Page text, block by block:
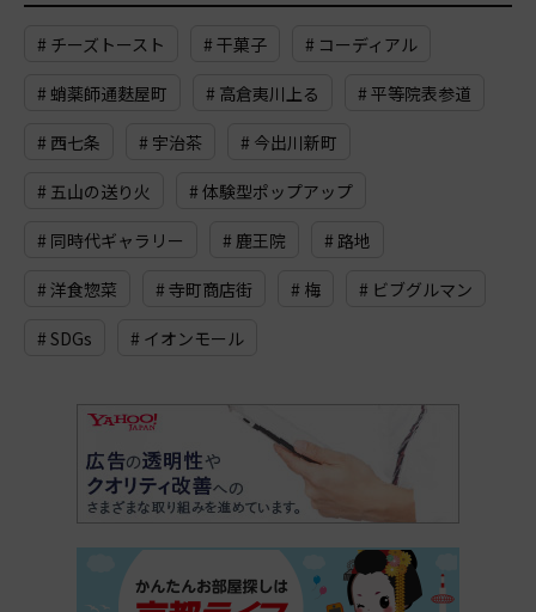
# チーズトースト # 干菓子 # コーディアル
# 蛸薬師通麩屋町 # 高倉夷川上る # 平等院表参道
# 西七条 # 宇治茶 # 今出川新町
# 五山の送り火 # 体験型ポップアップ
# 同時代ギャラリー # 鹿王院 # 路地
# 洋食惣菜 # 寺町商店街 # 梅 # ビブグルマン
# SDGs # イオンモール